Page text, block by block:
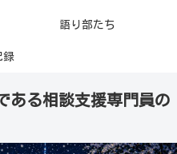
語り部たち
録
ある相談支援専門員の